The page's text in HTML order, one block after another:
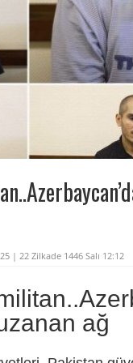
| 22 Zilkade 1446 Salı 12:12
ağ